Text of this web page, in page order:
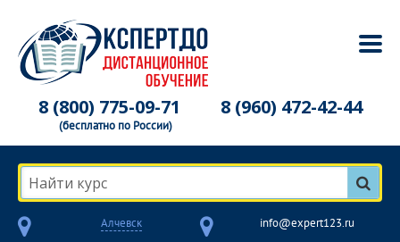
8 (800) 775-09-71
(бесплатно по России)
8 (960) 472-42-44
Найти курс
Алчевск info@expert123.ru